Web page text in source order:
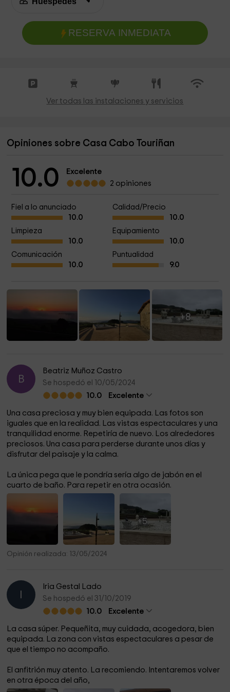
RESERVA INMEDIATA
Ver todas las instalaciones y servicios
Opiniones sobre Casa Cabo Touriñan
10.0
Excelente
2 opiniones
Fiel a lo anunciado
10.0
Calidad/Precio
10.0
Limpieza
10.0
Equipamiento
10.0
Comunicación
10.0
Puntualidad
9.0
+8
B
Beatriz Muñoz Castro
Se hospedó el 10/05/2024
10.0
Excelente
Una casa preciosa y muy bien equipada. Las fotos son
iguales que en la realidad. Las vistas espectaculares y una
tranquilidad enorme. Repetiría de nuevo. Los alrededores
preciosos. Una casa para perderse durante unos días y
disfrutar del paisaje y la calma.
La única pega que le pondría sería algo de jabón en el
cuarto de baño. Para repetir en otra ocasión.
+5
Opinión realizada: 13/05/2024
Iria Gestal Lado
Se hospedó el 31/10/2019
10.0
Excelente
La casa súper. Pequeñita, muy cuidada, acogedora, bien
equipada. La zona con vistas espectaculares a pesar de
que el tiempo no acompaño.
El anfitrión muy atento. La recomiendo. Intentaremos volver
en otra época del año,